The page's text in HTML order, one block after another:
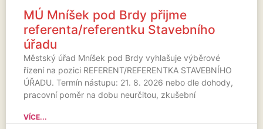
MÚ Mníšek pod Brdy přijme
referenta/referentku Stavebního
úřadu
Městský úřad Mníšek pod Brdy vyhlašuje výběrové
řízení na pozici REFERENT/REFERENTKA STAVEBNÍHO
ÚŘADU. Termín nástupu: 21. 8. 2026 nebo dle dohody,
pracovní poměr na dobu neurčitou, zkušební
VÍCE...